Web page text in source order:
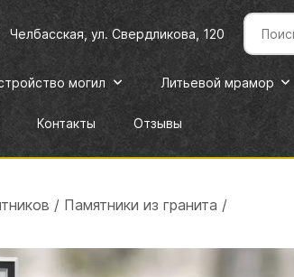
Челбасская, ул. Свердликова, 120
могил Литьевой мрамор
Контакты Отзывы
/ Памятники из гранита /